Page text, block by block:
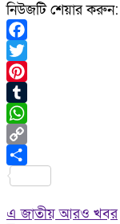
নিউজটি শেয়ার করুন:
Facebook
Twitter
Pinterest
Tumblr
WhatsApp
Copy
Link
এ জাতীয় আরও খবর